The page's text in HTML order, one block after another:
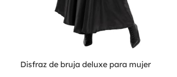
Disfraz de bruja deluxe para mujer